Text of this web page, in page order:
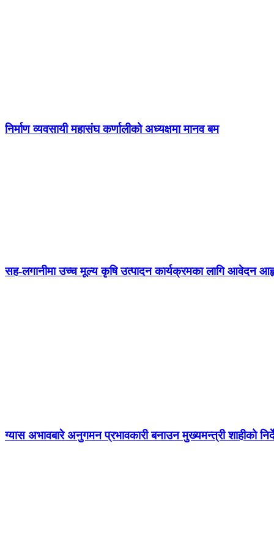
निर्माण व्यवसायी महासंघ कर्णालीको अध्यक्षमा मानव बम
सह-लगानीमा उच्च मूल्य कृषि उत्पादन कार्यक्रमका लागि आवेदन
ग्यास अभावबारे अनुगमन प्रभावकारी बनाउन मुख्यमन्त्री शाहीको